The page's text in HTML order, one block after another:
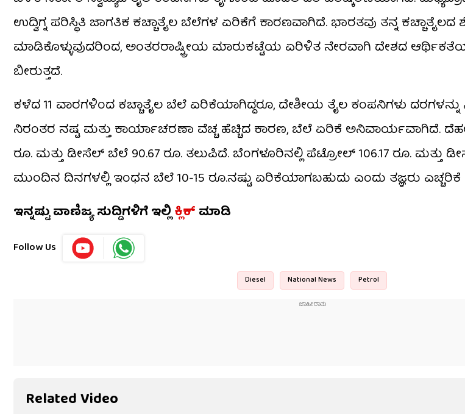
ಉದ್ವಿಗ್ನ ಪರಿಸ್ಥಿತಿ ಜಾಗತಿಕ ಕಚ್ಚಾತೈಲ ಬೆಲೆಗಳ ಏರಿಕೆಗೆ ಕಾರಣವಾಗಿದೆ. ಭಾರತವು ತನ್ನ ಕಚ್ಚಾತೈಲದ
ಮಾಡಿಕೊಳ್ಳುವುದರಿಂದ, ಅಂತರರಾಷ್ಟ್ರೀಯ ಮಾರುಕಟ್ಟೆಯ ಏರಿಳಿತ ನೇರವಾಗಿ ದೇಶದ
ಬೀರುತ್ತದೆ.
ಕಳೆದ 11 ವಾರಗಳಿಂದ ಕಚ್ಚಾತೈಲ ಬೆಲೆ ಏರಿಕೆಯಾಗಿದ್ದರೂ, ದೇಶೀಯ ತೈಲ ಕಂಪನಿಗಳು ದರಗಳನ್ನು
ನಿರಂತರ ನಷ್ಟ ಮತ್ತು ಕಾರ್ಯಾಚರಣಾ ವೆಚ್ಚ ಹೆಚ್ಚಿದ ಕಾರಣ, ಬೆಲೆ ಏರಿಕೆ ಅನಿವಾರ್ಯವಾಗಿದೆ.
ರೂ. ಮತ್ತು ಡೀಸೆಲ್ ಬೆಲೆ 90.67 ರೂ. ತಲುಪಿದೆ. ಬೆಂಗಳೂರಿನಲ್ಲಿ ಪೆಟ್ರೋಲ್ 106.17 ರೂ. ಮತ್ತು
ಮುಂದಿನ ದಿನಗಳಲ್ಲಿ ಇಂಧನ ಬೆಲೆ 10-15 ರೂ.ನಷ್ಟು ಏರಿಕೆಯಾಗಬಹುದು ಎಂದು ತಜ್ಞರು ಎಚ್ಚರಿಕೆ
ಇನ್ನಷ್ಟು ವಾಣಿಜ್ಯ ಸುದ್ದಿಗಳಿಗೆ ಇಲ್ಲಿಕ್ಲಿಕ್ ಮಾಡಿ
Follow Us
Diesel National News Petrol
Related Video